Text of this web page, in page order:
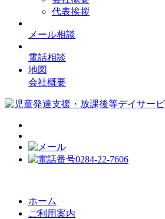
代表挨拶
メール相談
電話相談
地図
会社概要
ホーム
ご利用案内